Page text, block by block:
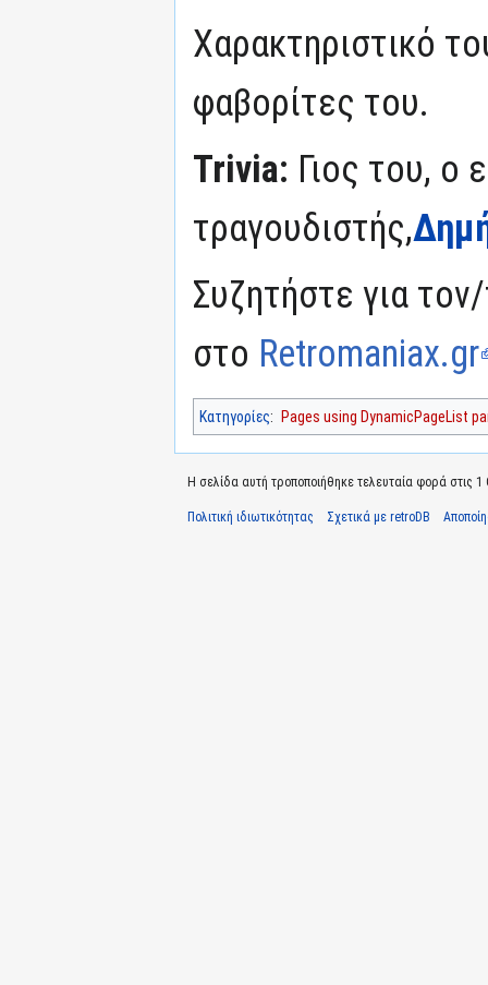
Χαρακτηριστικό
φαβορίτες του.
Trivia: Γιος του, ο
τραγουδιστής,
Συζητήστε για
στο Retromaniax.gr
Κατηγορίες: Pages using DynamicPageList
Η σελίδα αυτή τροποποιήθηκε τελευταία φορά στις
Πολιτική ιδιωτικότητας Σχετικά με retroDB